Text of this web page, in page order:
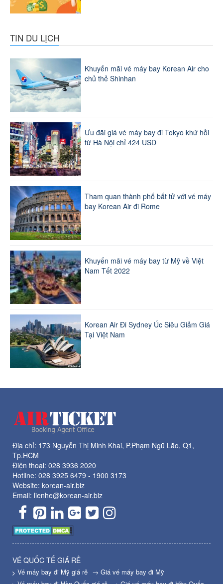
TIN DU LỊCH
Khuyến mãi vé máy bay Korean Air cho
chủ thẻ Shinhan
Ưu đãi giá vé máy bay đi Tokyo khứ hồi
từ Hà Nội chỉ 424 USD
Tham quan thành phố bất tử với vé máy
bay Korean Air đi Rome
Khuyến mãi vé máy bay từ Mỹ về Việt
Nam Tết 2022
Korean Air Đi Sydney Úc Siêu Giảm Giá
Tại Việt Nam
Địa chỉ: 173 Nguyễn Thị Minh Khai, P.Phạm Ngũ Lão, Q1,
Tp.HCM
Điện thoại: 028 3936 2020
Hotline: 028 3925 6479 - 1900 3173
Website: korean-air.biz
Email: lienhe@korean-air.biz
VÉ QUỐC TẾ GIÁ RẺ
Vé máy bay đi Mỹ giá rẻ → Giá vé máy bay đi Mỹ